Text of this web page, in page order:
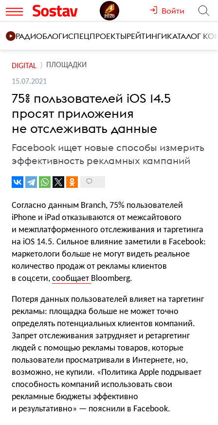
Войти
РАДИОБЛОГИСПЕЦПРОЕКТЫРЕЙТИНГИКАТАЛОГ
DIGITAL ПЛОЩАДКИ
15.07.2021
75% пользователей iOS 14.5
просят приложения
не отслеживать данные
Facebook ищет новые способы измерить
эффективность рекламных кампаний
Согласно данным Branch, 75% пользователей
iPhone и iPad отказываются от межсайтового
и межплатформенного отслеживания и таргетинга
на iOS 14.5. Сильное влияние заметили в Facebook:
маркетологи больше не могут видеть реальное
количество продаж от рекламы клиентов
в соцсети, сообщает Bloomberg.
Потеря данных пользователей влияет на таргетинг
рекламы: площадка больше не может точно
определять потенциальных клиентов компаний.
Запрет отслеживания затрудняет и ретаргетинг
людей с помощью рекламы товаров, которые
пользователи просматривали в Интернете, но,
возможно, не купили. «Политика Apple подрывает
способность компаний использовать свои
рекламные бюджеты эффективно
и результативно» — пояснили в Facebook.